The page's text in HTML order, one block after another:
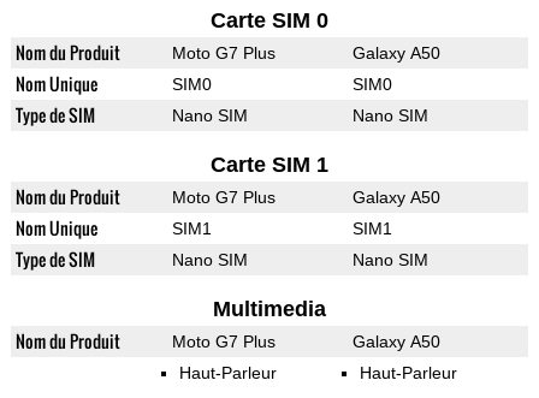
Carte SIM 0
Nom du Produit Moto G7 Plus Galaxy A50
Nom Unique SIM0 SIM0
Type de SIM Nano SIM Nano SIM
Carte SIM 1
Nom du Produit Moto G7 Plus Galaxy A50
Nom Unique SIM1 SIM1
Type de SIM Nano SIM Nano SIM
Multimedia
Nom du Produit Moto G7 Plus Galaxy A50
Haut-Parleur Haut-Parleur